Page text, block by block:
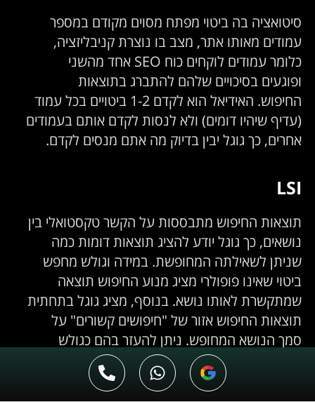
סיטואציה בה ביטוי מפתח מסוים מקודם במספר
עמודים מאותו אתר, מצב בו נוצרת קניבליזציה,
כלומר עמודים לוקחים כוח SEO אחד מהשני
ופוגעים בסיכויים שלהם להתברג בתוצאות
החיפוש. האידיאל הוא לקדם 1-2 ביטויים בכל עמוד
(עדיף שיהיו דומים) ולא לנסות לקדם אותם בעמודים
אחרים, כך גוגל יבין בדיוק מה אתם מנסים לקדם.
LSI
תוצאות החיפוש מתבססות על הקשר טקסטואלי בין
נושאים, כך גוגל יודע להציג תוצאות דומות כמה
שניתן לשאילתה המחופשת. במידה וגולש מחפש
ביטוי שאינו פופולרי מציג מנוע החיפוש תוצאה
שמתקשרת לאותו נושא. בנוסף, מציג גוגל בתחתית
תוצאות החיפוש אזור של "חיפושים קשורים" על
סמך הנושא המחופש. ניתן להעזר בהם כגולש
להכוונה נוספת של החיפוש או בתור מקדם אתרים
למציאת רעיונות נוספים למחקר מילות מפתח.